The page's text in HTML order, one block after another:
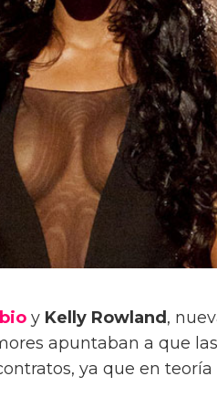
y Kelly Rowland,
apuntaban a que
ya que en